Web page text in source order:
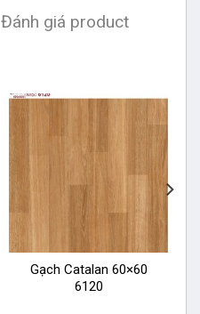
Đánh giá product
Gạch Catalan 60×60
6120